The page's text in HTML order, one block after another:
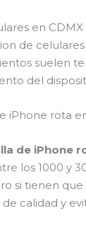
en
de
suelen
del
iPhone rota
de iPhone
los 1000 y
si tienen
calidad y